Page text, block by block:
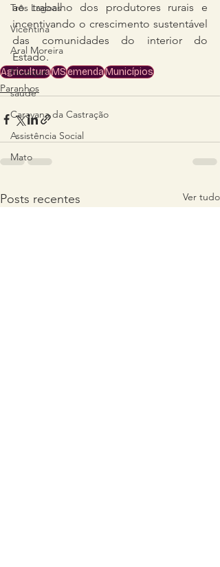
Três Lagoas
Vicentina
Aral Moreira
Nioaque
saúde
Caravana da Castração
Assistência Social
Mato
ao trabalho dos produtores rurais e
incentivando o crescimento sustentável
das comunidades do interior do
Estado.
AgriculturaMSemendaMunicípios
Paranhos
Posts recentes Ver tudo